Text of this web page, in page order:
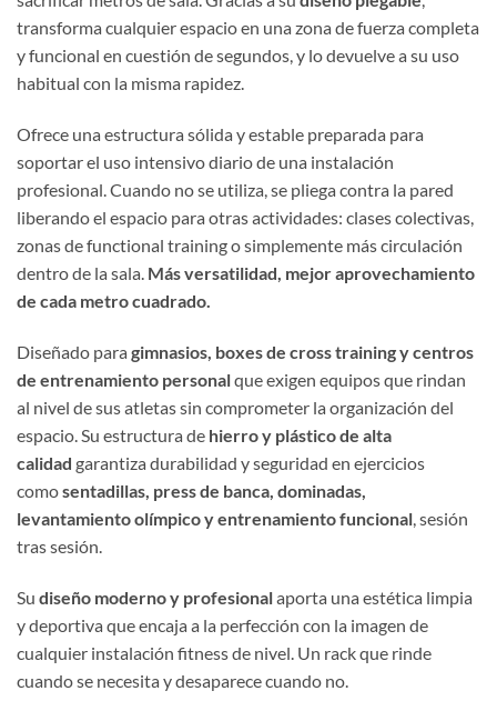
transforma cualquier espacio en una zona de fuerza completa
y funcional en cuestión de segundos, y lo devuelve a su uso
habitual con la misma rapidez.
Ofrece una estructura sólida y estable preparada para
soportar el uso intensivo diario de una instalación
profesional. Cuando no se utiliza, se pliega contra la pared
liberando el espacio para otras actividades: clases colectivas,
zonas de functional training o simplemente más circulación
dentro de la sala. Más versatilidad, mejor aprovechamiento
de cada metro cuadrado.
Diseñado para gimnasios, boxes de cross training y centros
de entrenamiento personalque exigen equipos que rindan
al nivel de sus atletas sin comprometer la organización del
espacio. Su estructura de hierro y plástico de alta
calidad garantiza durabilidad y seguridad en ejercicios
comosentadillas, press de banca, dominadas,
levantamiento olímpico y entrenamiento funcional, sesión
tras sesión.
Su diseño moderno y profesionalaporta una estética limpia
y deportiva que encaja a la perfección con la imagen de
cualquier instalación fitness de nivel. Un rack que rinde
cuando se necesita y desaparece cuando no.